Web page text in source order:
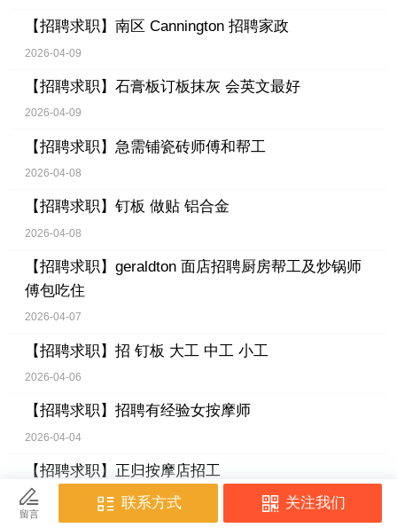
【招聘求职】 南区 Cannington 招聘家政
2026-04-09
【招聘求职】 石膏板订板抹灰 会英文最好
2026-04-09
【招聘求职】 急需铺瓷砖师傅和帮工
2026-04-08
【招聘求职】 钉板 做贴 铝合金
2026-04-08
【招聘求职】 geraldton 面店招聘厨房帮工及炒锅师
傅包吃住
2026-04-07
【招聘求职】 招 钉板 大工 中工 小工
2026-04-06
【招聘求职】 招聘有经验女按摩师
2026-04-04
【招聘求职】 正归按摩店招工
2026-04-04